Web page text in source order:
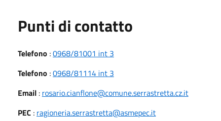
Punti di contatto
Telefono :0968/81001 int 3
Telefono :0968/81114 int 3
Email : rosario.cianflone@comune.serrastretta.cz.it
PEC : ragioneria.serrastretta@asmepec.it